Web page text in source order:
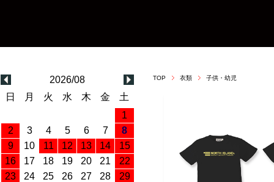
TOP 衣類 子供・幼児
2026/08
日
月 火 水 木 金
土
1
2
3 4 5 6 7
8
9
10 11 12 13 14
15
16
17 18 19 20 21
22
23
24 25 26 27 28
29